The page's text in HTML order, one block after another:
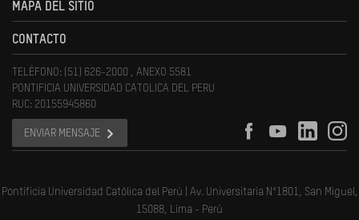
MAPA DEL SITIO
CONTACTO
TELÉFONO: (51) 626-2000 , ANEXO 5581
PONTIFICIA UNIVERSIDAD CATOLICA DEL PERU
RUC: 20155945860
ENVIAR MENSAJE
Pontificia Universidad Católica del Perú | Av. Universitaria N°1801, San Miguel,
15088, Lima - Perú